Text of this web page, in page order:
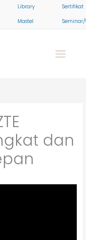
Library
Mastel
Sertifikat
dan